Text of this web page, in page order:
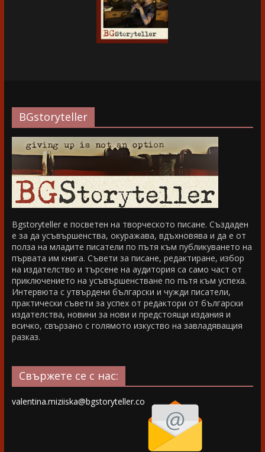
BGstoryteller
Bgstoryteller е посветен на творческото писане. Създаден
е за да усъвършенства, окуражава, вдъхновява и да е от
полза на младите писатели по пътя към публикуването на
първата им книга. Съвети за писане, редактиране, избор
на издателство и търсене на аудитория са само част от
приключението на усъвършенстване по пътя към успеха.
Интервюта с утвърдени български и чужди писатели,
практически съвети за успех от редактори от български
издателства, новини за нови и предстоящи издания и
всичко, свързано с голямото изкуство на завладяващия
разказ.
Свържете се с нас:
valentina.miziiska@bgstoryteller.co